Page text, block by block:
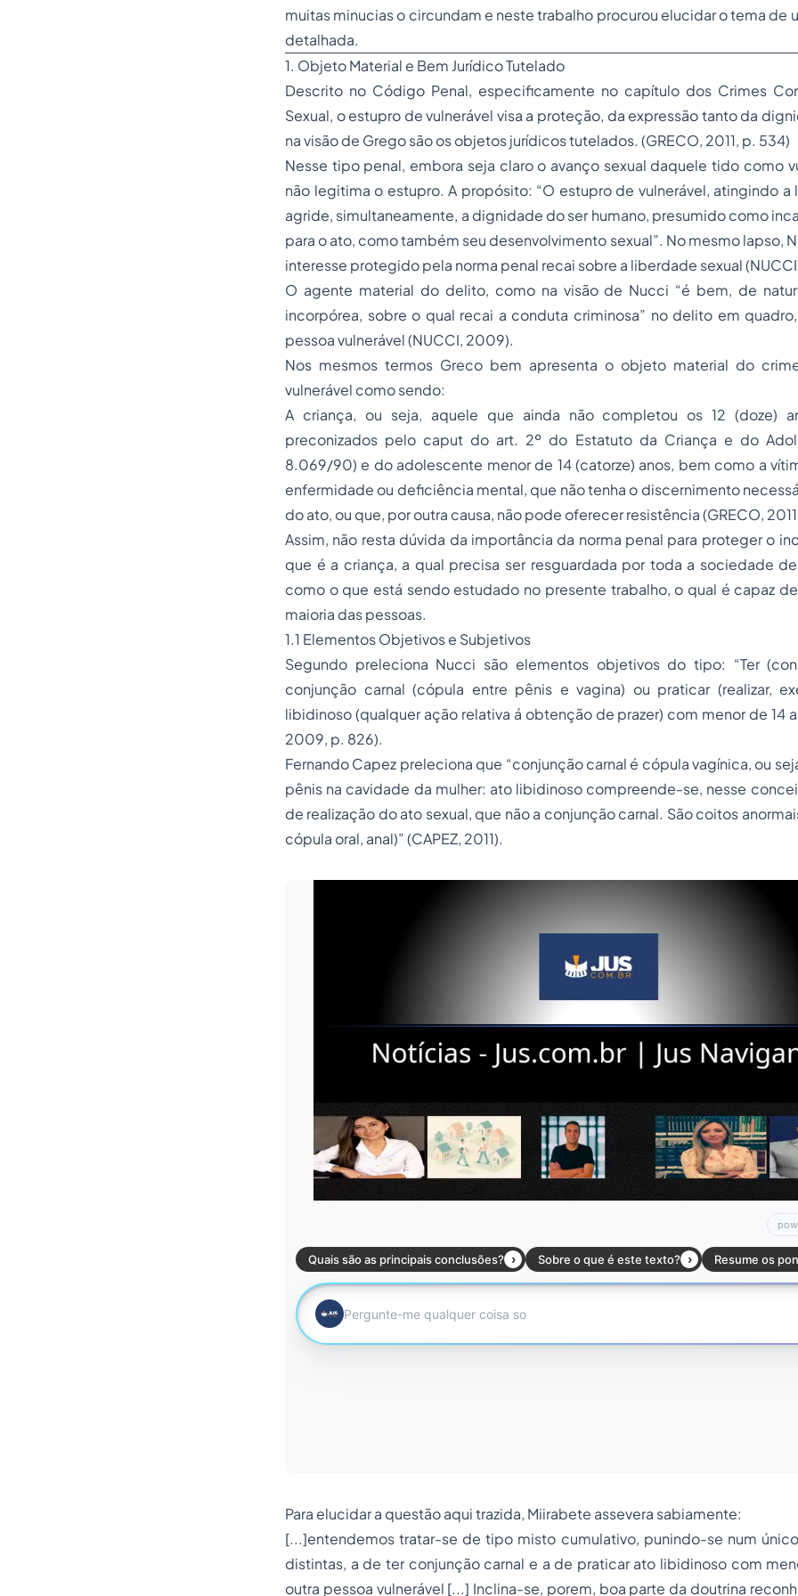
muitas minucias o circundam e neste trabalho procurou elucidar o tema de
detalhada.
1. Objeto Material e Bem Jurídico Tutelado
Descrito no Código Penal, especificamente no capítulo dos Crimes
Sexual, o estupro de vulnerável visa a proteção, da expressão tanto da
na visão de Grego são os objetos jurídicos tutelados. (GRECO, 2011, p. 534)
Nesse tipo penal, embora seja claro o avanço sexual daquele tido como
não legitima o estupro. A propósito: “O estupro de vulnerável, atingindo a
agride, simultaneamente, a dignidade do ser humano, presumido como
para o ato, como também seu desenvolvimento sexual”. No mesmo lapso,
interesse protegido pela norma penal recai sobre a liberdade sexual
O agente material do delito, como na visão de Nucci “é bem, de
incorpórea, sobre o qual recai a conduta criminosa” no delito em
pessoa vulnerável (NUCCI, 2009).
Nos mesmos termos Greco bem apresenta o objeto material do
vulnerável como sendo:
A criança, ou seja, aquele que ainda não completou os 12 (doze)
preconizados pelo caput do art. 2º do Estatuto da Criança e do
8.069/90) e do adolescente menor de 14 (catorze) anos, bem como a
enfermidade ou deficiência mental, que não tenha o discernimento
do ato, ou que, por outra causa, não pode oferecer resistência (GRECO,
Assim, não resta dúvida da importância da norma penal para proteger o
que é a criança, a qual precisa ser resguardada por toda a sociedade
como o que está sendo estudado no presente trabalho, o qual é capaz
maioria das pessoas.
1.1 Elementos Objetivos e Subjetivos
Segundo preleciona Nucci são elementos objetivos do tipo: “Ter
conjunção carnal (cópula entre pênis e vagina) ou praticar (realizar,
libidinoso (qualquer ação relativa á obtenção de prazer) com menor de 14
2009, p. 826).
Fernando Capez preleciona que “conjunção carnal é cópula vagínica, ou
pênis na cavidade da mulher: ato libidinoso compreende-se, nesse
de realização do ato sexual, que não a conjunção carnal. São coitos
cópula oral, anal)” (CAPEZ, 2011).
Para elucidar a questão aqui trazida, Miirabete assevera sabiamente:
[...]entendemos tratar-se de tipo misto cumulativo, punindo-se num
distintas, a de ter conjunção carnal e a de praticar ato libidinoso com
outra pessoa vulnerável [...] Inclina-se, porem, boa parte da doutrina